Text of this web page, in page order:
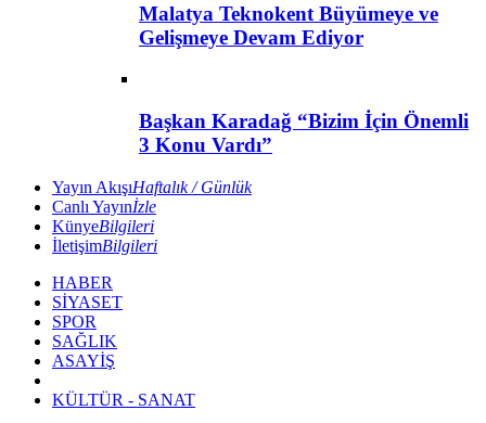
Malatya Teknokent Büyümeye ve
Gelişmeye Devam Ediyor
Başkan Karadağ “Bizim İçin Önemli
3 Konu Vardı”
Yayın AkışıHaftalık / Günlük
Canlı Yayınİzle
KünyeBilgileri
İletişimBilgileri
HABER
SİYASET
SPOR
SAĞLIK
ASAYİŞ
KÜLTÜR - SANAT